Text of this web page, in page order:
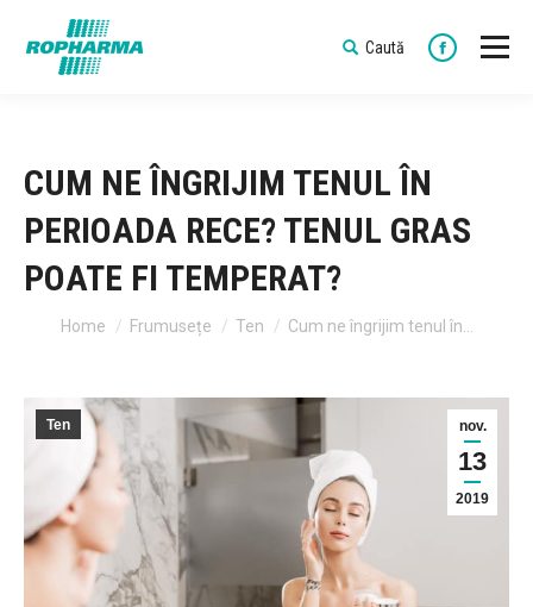
Search:
Caută
Facebook
CUM NE ÎNGRIJIM TENUL ÎN
PERIOADA RECE? TENUL GRAS
POATE FI TEMPERAT?
You are here:
Home Frumusețe Ten Cum ne îngrijim tenul în…
nov.
13
2019
Ten